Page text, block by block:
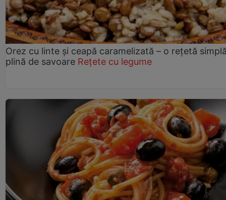
Orez cu linte și ceapă caramelizată – o rețetă
plină de savoare Rețete cu legume